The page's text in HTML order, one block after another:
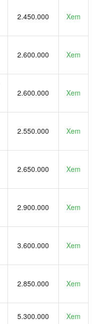
2.450.000 Xem
2.600.000 Xem
2.600.000 Xem
2.550.000 Xem
2.650.000 Xem
2.900.000 Xem
3.600.000 Xem
2.850.000 Xem
5.300.000 Xem